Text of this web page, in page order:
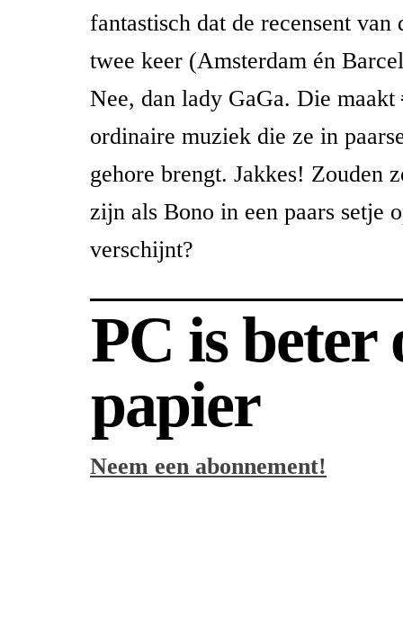
fantastisch dat de recensent van
twee keer (Amsterdam én
Nee, dan lady GaGa. Die maakt
ordinaire muziek die ze in
gehore brengt. Jakkes! Zouden
zijn als Bono in een paars setje
verschijnt?
PC is beter
papier
Neem een abonnement!